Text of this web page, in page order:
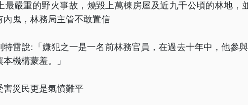
最嚴重的野火事故，燒毀上萬棟房屋及近九千公頃的林地，
內鬼，林務局主管不敢置信
特雷說:「嫌犯之一是一名前林務官員，在過去十年中，他參
機構蒙羞。」
害災民更是氣憤難平